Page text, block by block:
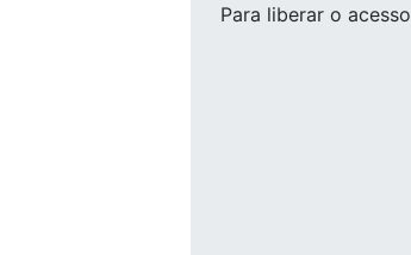
Para liberar o acesso